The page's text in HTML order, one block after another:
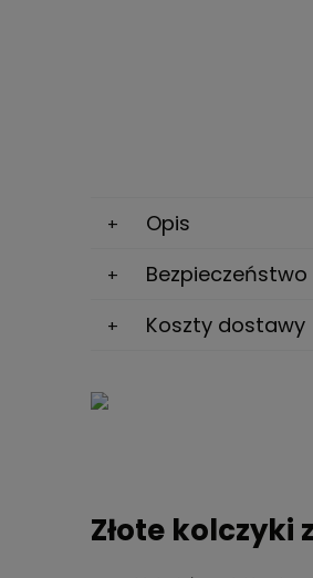
Opis
Bezpieczeństwo
Koszty dostawy
Złote kolczyki